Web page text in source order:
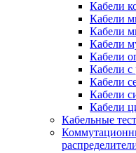
Кабели
Кабели
Кабели
Кабели
Кабели
Кабели с
Кабели
Кабели
Кабели
Кабельные